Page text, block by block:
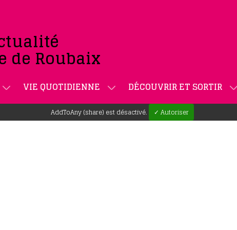
de Roubaix
VIE QUOTIDIENNE DÉCOUVRIR ET SORTIR
AddToAny (share) est désactivé. ✓ Autoriser